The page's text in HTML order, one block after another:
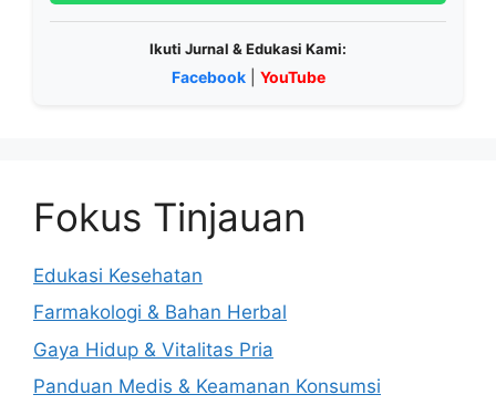
Ikuti Jurnal & Edukasi Kami:
Facebook| YouTube
Fokus Tinjauan
Edukasi Kesehatan
Farmakologi & Bahan Herbal
Gaya Hidup & Vitalitas Pria
Panduan Medis & Keamanan Konsumsi